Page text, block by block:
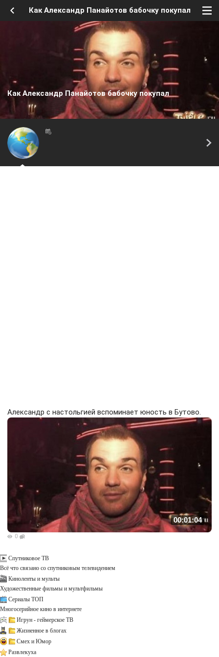
Как Александр Панайотов бабочку покупал
Как Александр Панайотов бабочку покупал
Александр с настольгией вспоминает юность в Бутово.
00:01:04
0
Спутниковое ТВ
Всё что связано со спутниковым телевидением
Киноленты и мульты
Художественные фильмы и мультфильмы
Сериалы ТОП
Многосерийное кино в интернете
Игрун - геймерское ТВ
Жизненное в блогах
Смех и Юмор
Развлекуха